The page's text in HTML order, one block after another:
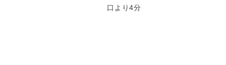
口より4分